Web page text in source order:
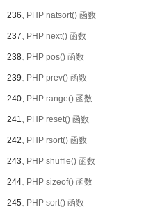
236、PHP natsort() 函数
237、PHP next() 函数
238、PHP pos() 函数
239、PHP prev() 函数
240、PHP range() 函数
241、PHP reset() 函数
242、PHP rsort() 函数
243、PHP shuffle() 函数
244、PHP sizeof() 函数
245、PHP sort() 函数